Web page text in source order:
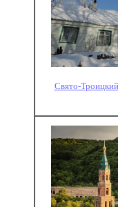
Свято-